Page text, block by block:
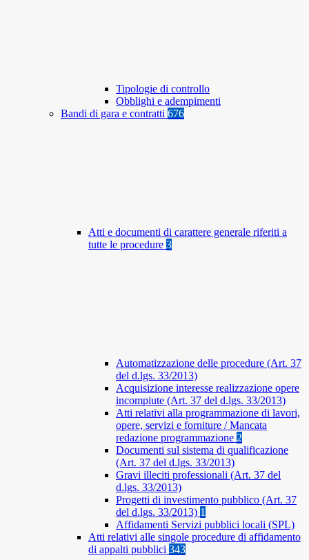
Tipologie di controllo
Obblighi e adempimenti
Bandi di gara e contratti 676
Atti e documenti di carattere generale riferiti a
tutte le procedure 3
Automatizzazione delle procedure (Art. 37
del d.lgs. 33/2013)
Acquisizione interesse realizzazione opere
incompiute (Art. 37 del d.lgs. 33/2013)
Atti relativi alla programmazione di lavori,
opere, servizi e forniture / Mancata
redazione programmazione 2
Documenti sul sistema di qualificazione
(Art. 37 del d.lgs. 33/2013)
Gravi illeciti professionali (Art. 37 del
d.lgs. 33/2013)
Progetti di investimento pubblico (Art. 37
del d.lgs. 33/2013) 1
Affidamenti Servizi pubblici locali (SPL)
Atti relativi alle singole procedure di affidamento
di appalti pubblici 343